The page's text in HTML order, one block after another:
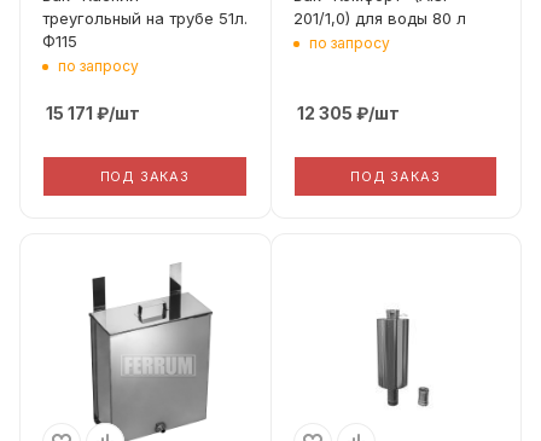
треугольный на трубе 51л.
Ф115
по запросу
15 171 ₽/шт
ПОД ЗАКАЗ
201/1,0) для воды 80 л
по запросу
12 305 ₽/шт
ПОД ЗАКАЗ
Диаметр дымохода
Материал
Aisi 201 1мм Aisi 201 1мм